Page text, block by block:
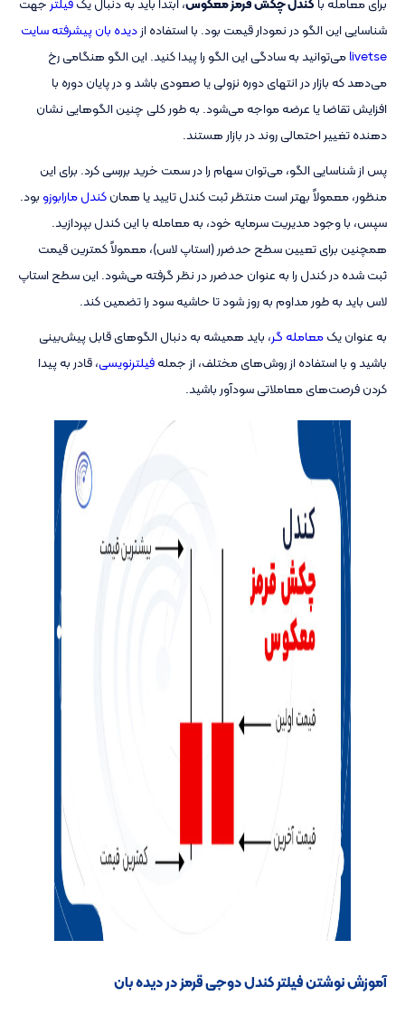
شناسایی این الگو در نمودار قیمت بود. با استفاده ازدیده بان پیشرفته سایت
livetseمی‌توانید به سادگی این الگو را پیدا کنید. این الگو هنگامی رخ
می‌دهد که بازار در انتهای دوره نزولی یا صعودی باشد و در پایان دوره با
افزایش تقاضا یا عرضه مواجه می‌شود. به طور کلی چنین الگوهایی نشان
دهنده تغییر احتمالی روند در بازار هستند.
پس از شناسایی الگو، می‌توان سهام را در سمت خرید بررسی کرد. برای این
منظور، معمولاً بهتر است منتظر ثبت کندل تایید یا همانکندل مارابوزو بود.
سپس، با وجود مدیریت سرمایه خود، به معامله با این کندل بپردازید.
همچنین برای تعیین سطح حدضرر (استاپ لاس)، معمولاً کمترین قیمت
ثبت شده در کندل را به عنوان حدضرر در نظر گرفته می‌شود. این سطح استاپ
لاس باید به طور مداوم به روز شود تا حاشیه سود را تضمین کند.
به عنوان یکمعامله گر، باید همیشه به دنبال الگوهای قابل پیش‌بینی
باشید و با استفاده از روش‌های مختلف، از جملهفیلترنویسی، قادر به پیدا
کردن فرصت‌های معاملاتی سودآور باشید.
آموزش نوشتن فیلتر کندل دوجی قرمز در دیده بان